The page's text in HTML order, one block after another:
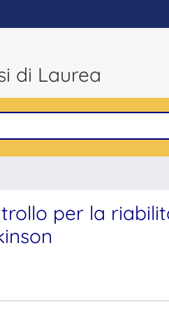
di Laurea
per la